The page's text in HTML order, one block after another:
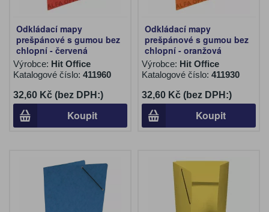
Odkládací mapy
prešpánové s gumou bez
chlopní - červená
Výrobce: Hit Office
Katalogové číslo: 411960
32,60 Kč (bez DPH:)
Koupit
Odkládací mapy
prešpánové s gumou bez
chlopní - oranžová
Výrobce: Hit Office
Katalogové číslo: 411930
32,60 Kč (bez DPH:)
Koupit